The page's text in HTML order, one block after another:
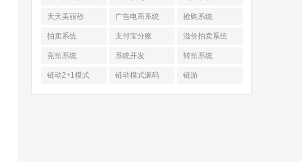
天天美丽秒 广告电商系统 抢购系统
拍卖系统 支付宝分账 溢价拍卖系统
竞拍系统 系统开发 转拍系统
链动2+1模式 链动模式源码 链游